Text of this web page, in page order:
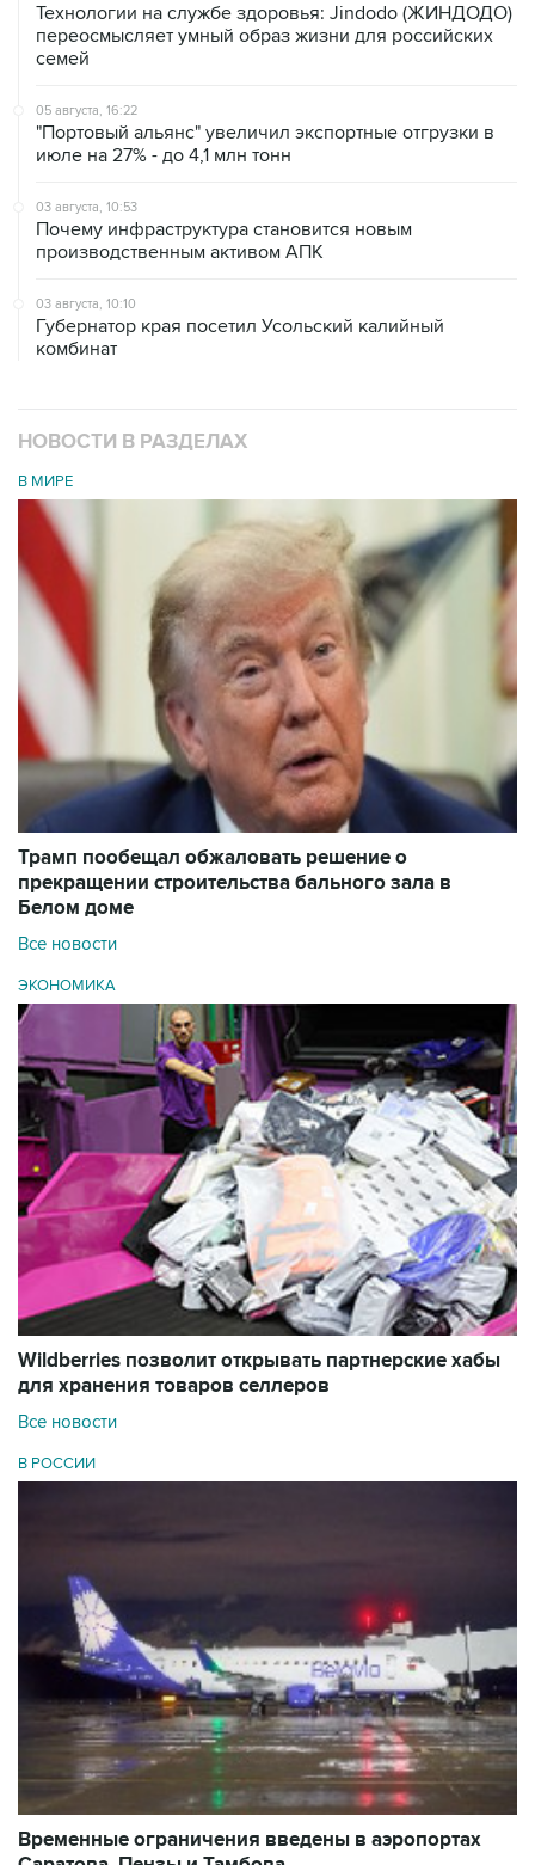
Технологии на службе здоровья: Jindodo (ЖИНДОДО)
переосмысляет умный образ жизни для российских
семей
05 августа, 16:22
"Портовый альянс" увеличил экспортные отгрузки в
июле на 27% - до 4,1 млн тонн
03 августа, 10:53
Почему инфраструктура становится новым
производственным активом АПК
03 августа, 10:10
Губернатор края посетил Усольский калийный
комбинат
НОВОСТИ В РАЗДЕЛАХ
В МИРЕ
Трамп пообещал обжаловать решение о
прекращении строительства бального зала в
Белом доме
Все новости
ЭКОНОМИКА
Wildberries позволит открывать партнерские хабы
для хранения товаров селлеров
Все новости
В РОССИИ
Временные ограничения введены в аэропортах